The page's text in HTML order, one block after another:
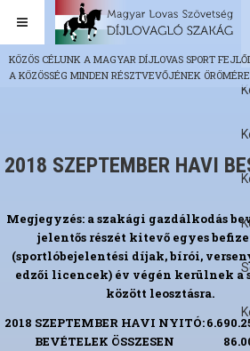
KÖZÖS CÉLUNK A MAGYAR DÍJLOVAS SPORT
A KÖZÖSSÉG MINDEN RÉSZTVEVŐJÉNEK
2018 SZEPTEMBER HAVI
Megjegyzés: a szakági gazdálkodás
jelentős részét kitevő egyes
(sportlóbejelentési díjak, bírói,
edzői licencek) év végén kerülnek a
között leosztásra.
2018 SZEPTEMBER HAVI NYITÓ:
BEVÉTELEK ÖSSZESEN